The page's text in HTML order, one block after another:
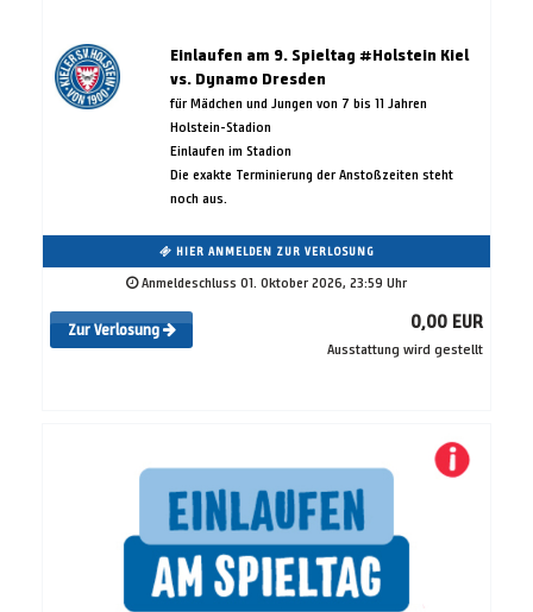
Einlaufen am 9. Spieltag #Holstein Kiel
vs. Dynamo Dresden
für Mädchen und Jungen von 7 bis 11 Jahren
Holstein-Stadion
Einlaufen im Stadion
Die exakte Terminierung der Anstoßzeiten steht
noch aus.
HIER ANMELDEN ZUR VERLOSUNG
Anmeldeschluss 01. Oktober 2026, 23:59 Uhr
Zur Verlosung 0,00 EUR
Ausstattung wird gestellt